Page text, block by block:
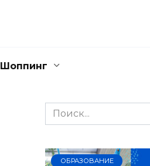
Шоппинг
Search
for:
ОБРАЗОВАНИЕ